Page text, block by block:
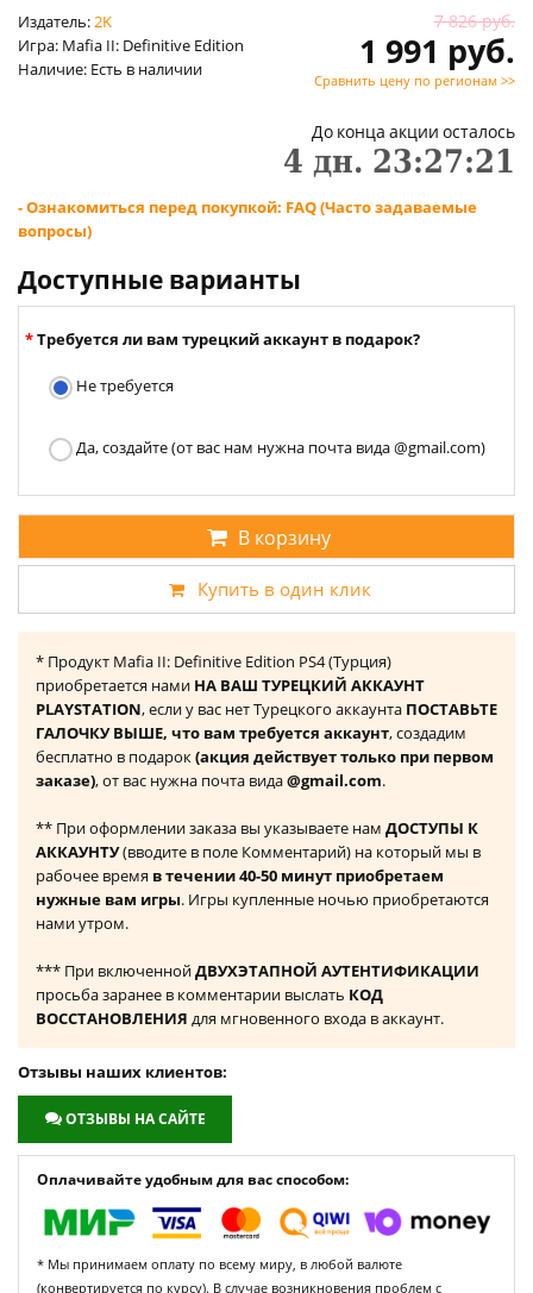
Издатель:2K
Игра: Mafia II: Definitive Edition
Наличие: Есть в наличии
7 826 руб.
1 991 руб.
Сравнить цену по регионам >>
До конца акции осталось
4 дн. 23:27:20
- Ознакомиться перед покупкой: FAQ (Часто задаваемые
вопросы)
Доступные варианты
Требуется ли вам турецкий аккаунт в подарок?
Не требуется
Да, создайте (от вас нам нужна почта вида @gmail.com)
В корзину
Купить в один клик
* Продукт Mafia II: Definitive Edition PS4 (Турция)
приобретается нами НА ВАШ ТУРЕЦКИЙ АККАУНТ
PLAYSTATION, если у вас нет Турецкого аккаунта ПОСТАВЬТЕ
ГАЛОЧКУ ВЫШЕ, что вам требуется аккаунт, создадим
бесплатно в подарок(акция действует только при первом
заказе), от вас нужна почта вида@gmail.com.
** При оформлении заказа вы указываете нам ДОСТУПЫ К
АККАУНТУ(вводите в поле Комментарий) на который мы в
рабочее время в течении 40-50 минут приобретаем
нужные вам игры. Игры купленные ночью приобретаются
нами утром.
*** При включеннойДВУХЭТАПНОЙ АУТЕНТИФИКАЦИИ
просьба заранее в комментарии выслать КОД
ВОССТАНОВЛЕНИЯ для мгновенного входа в аккаунт.
Отзывы наших клиентов:
ОТЗЫВЫ НА САЙТЕ
Оплачивайте удобным для вас способом:
* Мы принимаем оплату по всему миру, в любой валюте
(конвертируется по курсу). В случае возникновения проблем с